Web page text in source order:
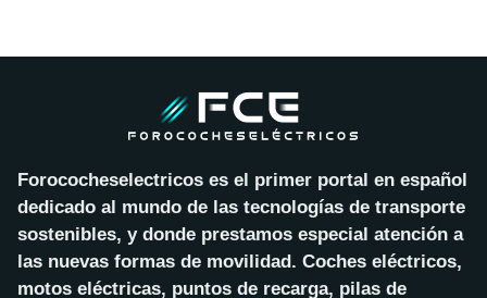
Forococheselectricos es el primer portal en español
dedicado al mundo de las tecnologías de transporte
sostenibles, y donde prestamos especial atención a
las nuevas formas de movilidad. Coches eléctricos,
motos eléctricas, puntos de recarga, pilas de